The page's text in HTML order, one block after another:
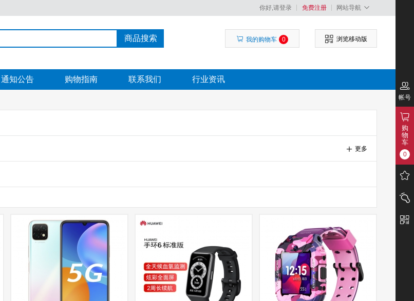
你好,请登录 免费注册 网站导航
商品搜索 我的购物车 0 浏览移动版
通知公告 购物指南 联系我们 行业资讯
更多
帐号
购
物
车
0